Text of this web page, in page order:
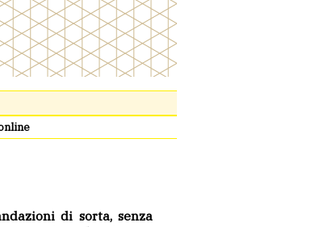
di sorta, senza